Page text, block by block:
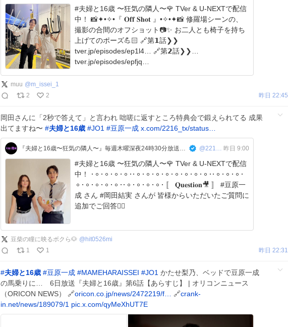
#夫婦と16歳 〜狂気の隣人〜🌹 TVer & U-NEXTで配信
中！ 📸✦•✧•『 𝐎𝐟𝐟 𝐒𝐡𝐨𝐭 』•✧•✦📸 修羅場シーンの、
撮影の合間のオフショット📷✨ お二人とも椅子を持ち
上げてのポーズ💪🏻 🔗第𝟭話❯❯
tver.jp/episodes/ep1l4… 🔗第𝟮話❯❯
tver.jp/episodes/epfjq…
muu @m_issei_1
2
2 昨日 22:45
岡田さんに「2秒で答えて」と言われ 咄嗟に返すところ特典会で鍛えられてる 成果
出てますね〜 #夫婦と16歳 #JO1 #豆原一成 x.com/2216_tx/status…
『夫婦と16歳〜狂気の隣人〜』毎週木曜深夜24時30分放送中！【テレ東公式】 @2216_tx 昨日 9:00
#夫婦と16歳 〜狂気の隣人〜🌹 TVer & U-NEXTで配信
中！ 𐄁𐄙𐄁𐄙𐄁𐄙𐄁𐄙𐄁𐄁𐄙𐄁𐄙𐄁𐄙𐄁𐄙𐄁𐄙𐄁𐄙𐄁𐄙𐄁𐄙𐄁𐄁𐄙𐄁𐄙𐄁𐄙𐄁
𐄙𐄁𐄙𐄁𐄙𐄁𐄙𐄁𐄙𐄁𐄁𐄙𐄁𐄙𐄁𐄙𐄁𐄙𐄁 〚 𝐐𝐮𝐞𝐬𝐭𝐢𝐨𝐧🎥 〛 #豆原一
成 さん #岡田結実 さんが 皆様からいただいたご質問に
追加でご回答❤️‍🔥
豆柴の瞳に映るボクら🐶 @ hit0526mi
1
1 昨日 22:31
#夫婦と16歳 #豆原一成 #MAMEHARAISSEI #JO1 かたせ梨乃、ベッドで豆原一成
の馬乗りに… 6日放送『夫婦と16歳』第6話【あらすじ】 | オリコンニュース
（ORICON NEWS） 🔗oricon.co.jp/news/2472219/f… 🔗crank-
in.net/news/189079/1 pic.x.com/qyMeXhUT7E